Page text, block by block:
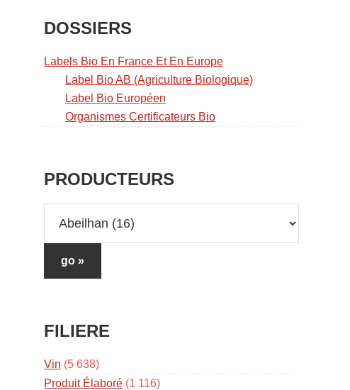
DOSSIERS
Labels Bio En France Et En Europe
Label Bio AB (Agriculture Biologique)
Label Bio Européen
Organismes Certificateurs Bio
PRODUCTEURS
FILIERE
Vin (5 638)
Produit Élaboré (1 116)